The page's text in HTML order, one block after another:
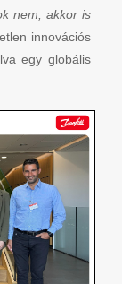
nem, akkor is
innovációs
egy globális